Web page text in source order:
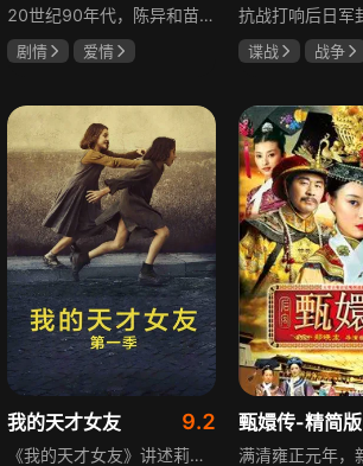
20世纪90年代，陈异和苗靖因父母相识结缘，从充满敌意到彼此依靠，后因家庭变故不得不相依为命。大学时苗靖告白，陈异却因纵火案逼她离开藤城。多年后重逢，陈异为保护苗靖以身入局，两人并肩对抗走私团伙，最终陈异告白，两人终成眷属。
剧情
爱情
谍战
战争
我的天才女友 9.2
《我的天才女友》讲述莉拉和莱侬这对好朋友的童年与少年时代。故事从友情开始，描绘女性友情的微妙变化——她们相互支持、妒忌和猜疑，又不断向外拓展，在与外部世界的试探中为自己塑形。莉拉聪明漂亮，莱侬羡慕她的天赋与决断力，两人都视对方为隐秘镜子，暗暗角力，展现女性成长中的复杂关系与自我探寻。
甄嬛传-精简版